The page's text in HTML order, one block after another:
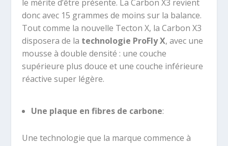
le mérite d’être présente. La Carbon X3 revient
donc avec 15 grammes de moins sur la balance.
Tout comme la nouvelle Tecton X, la Carbon X3
disposera de la technologie ProFly X, avec une
mousse à double densité : une couche
supérieure plus douce et une couche inférieure
réactive super légère.
Une plaque en fibres de carbone:
Une technologie que la marque commence à